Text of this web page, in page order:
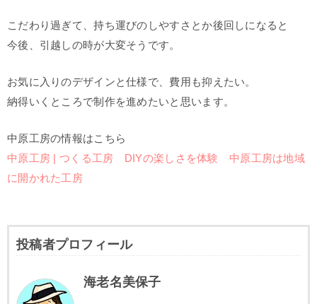
こだわり過ぎて、持ち運びのしやすさとか後回しになると
今後、引越しの時が大変そうです。
お気に入りのデザインと仕様で、費用も抑えたい。
納得いくところで制作を進めたいと思います。
中原工房の情報はこちら
中原工房 | つくる工房 DIYの楽しさを体験 中原工房は地域
に開かれた工房
投稿者プロフィール
海老名美保子